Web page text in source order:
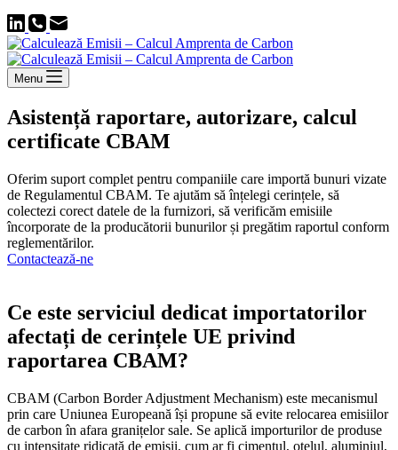
Menu
Asistență raportare, autorizare, calcul
certificate CBAM
Oferim suport complet pentru companiile care importă bunuri vizate
de Regulamentul CBAM. Te ajutăm să înțelegi cerințele, să
colectezi corect datele de la furnizori, să verificăm emisiile
încorporate de la producătorii bunurilor și pregătim raportul conform
reglementărilor.
Contactează-ne
Ce este serviciul dedicat importatorilor
afectați de cerințele UE privind
raportarea CBAM?
CBAM (Carbon Border Adjustment Mechanism) este mecanismul
prin care Uniunea Europeană își propune să evite relocarea emisiilor
de carbon în afara granițelor sale. Se aplică importurilor de produse
cu intensitate ridicată de emisii, cum ar fi cimentul, oțelul, aluminiul,